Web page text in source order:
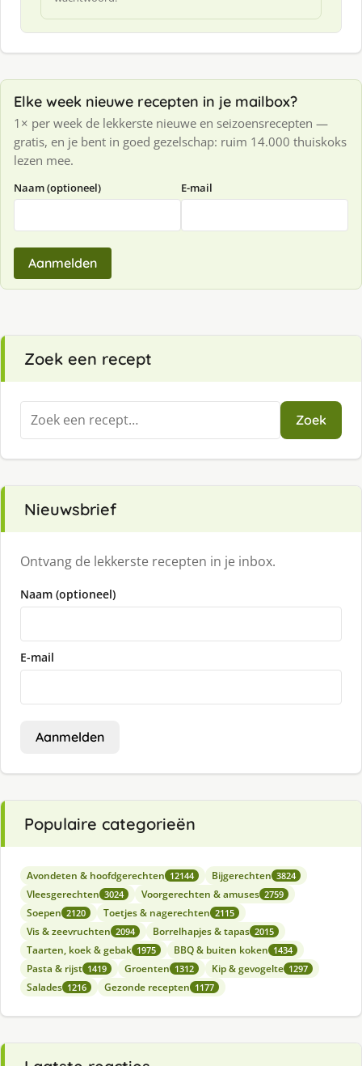
Elke week nieuwe recepten in je mailbox?
1× per week de lekkerste nieuwe en seizoensrecepten —
gratis, en je bent in goed gezelschap: ruim 14.000 thuiskoks
lezen mee.
Naam (optioneel) E-mail
Aanmelden
Zoek een recept
Zoeken
naar:
Zoek
Nieuwsbrief
Ontvang de lekkerste recepten in je inbox.
Naam (optioneel)
E-mail
Aanmelden
Populaire categorieën
Avondeten & hoofdgerechten 12144 Bijgerechten 3824
Vleesgerechten 3024 Voorgerechten & amuses 2759
Soepen 2120 Toetjes & nagerechten 2115
Vis & zeevruchten 2094 Borrelhapjes & tapas 2015
Taarten, koek & gebak 1975 BBQ & buiten koken 1434
Pasta & rijst 1419 Groenten 1312 Kip & gevogelte 1297
Salades 1216 Gezonde recepten 1177